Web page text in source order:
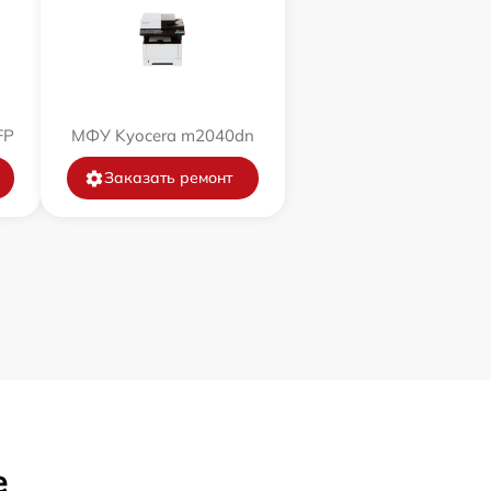
МФУ Kyocera m2040dn
Заказать ремонт